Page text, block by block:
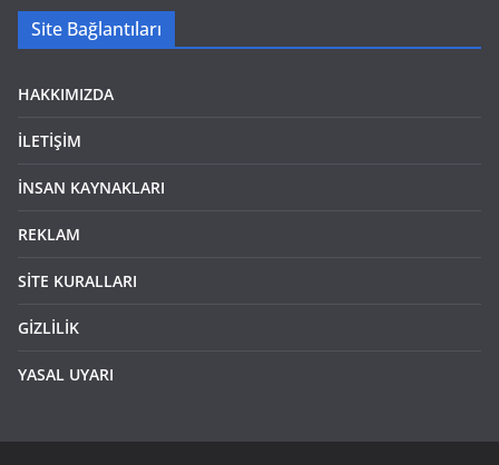
Site Bağlantıları
HAKKIMIZDA
İLETİŞİM
İNSAN KAYNAKLARI
REKLAM
SİTE KURALLARI
GİZLİLİK
YASAL UYARI